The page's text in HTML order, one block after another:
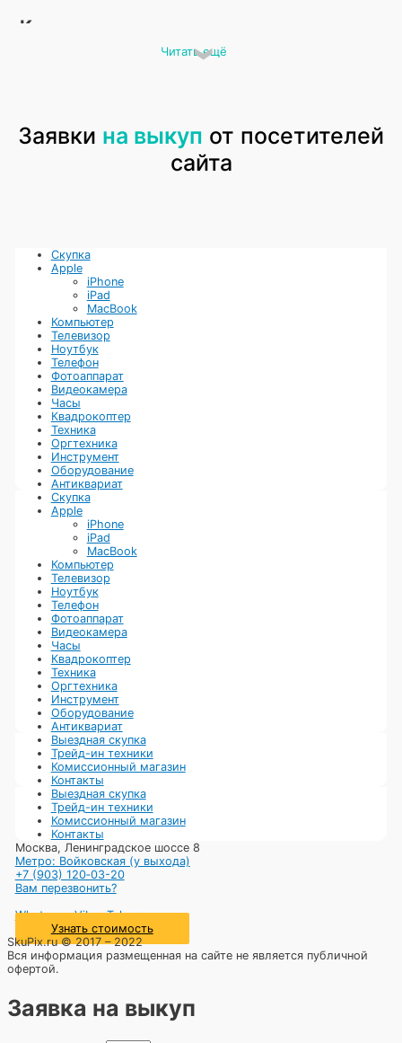
Куда сдать чемоданы оптом за деньги
можно любые кофры, но сколько вы потратите времени, сил и
денег на рекламу. Мы предлагаем быстро и выгодно
освободить ваш склад от товара. Курьер приедет к вам,
произведет опись принимаемых складских остатков. Мы несём
Читать ещё
Заявки на выкуп от посетителей
сайта
Скупка
Apple
iPhone
iPad
MacBook
Компьютер
Телевизор
Ноутбук
Телефон
Фотоаппарат
Видеокамера
Часы
Квадрокоптер
Техника
Оргтехника
Инструмент
Оборудование
Антиквариат
Скупка
Apple
iPhone
iPad
MacBook
Компьютер
Телевизор
Ноутбук
Телефон
Фотоаппарат
Видеокамера
Часы
Квадрокоптер
Техника
Оргтехника
Инструмент
Оборудование
Антиквариат
Выездная скупка
Трейд-ин техники
Комиссионный магазин
Контакты
Выездная скупка
Трейд-ин техники
Комиссионный магазин
Контакты
Москва, Ленинградское шоссе 8
Метро: Войковская (у выхода)
+7 (903) 120‑03-20
Вам перезвонить?
Whatsapp Viber Telegram
Узнать стоимость
SkuPix.ru © 2017 – 2022
Вся информация размещенная на сайте не является публичной
офертой.
Заявка на выкуп